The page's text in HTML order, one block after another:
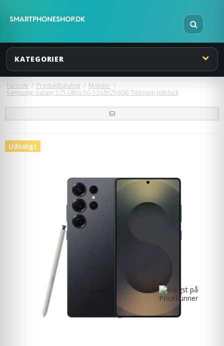
KATEGORIER
Forside / Produktkatalog / Mobiler /
Samsung Galaxy S25 Ultra 5G 12GB/256GB Titanium Jetblack
Udsolgt